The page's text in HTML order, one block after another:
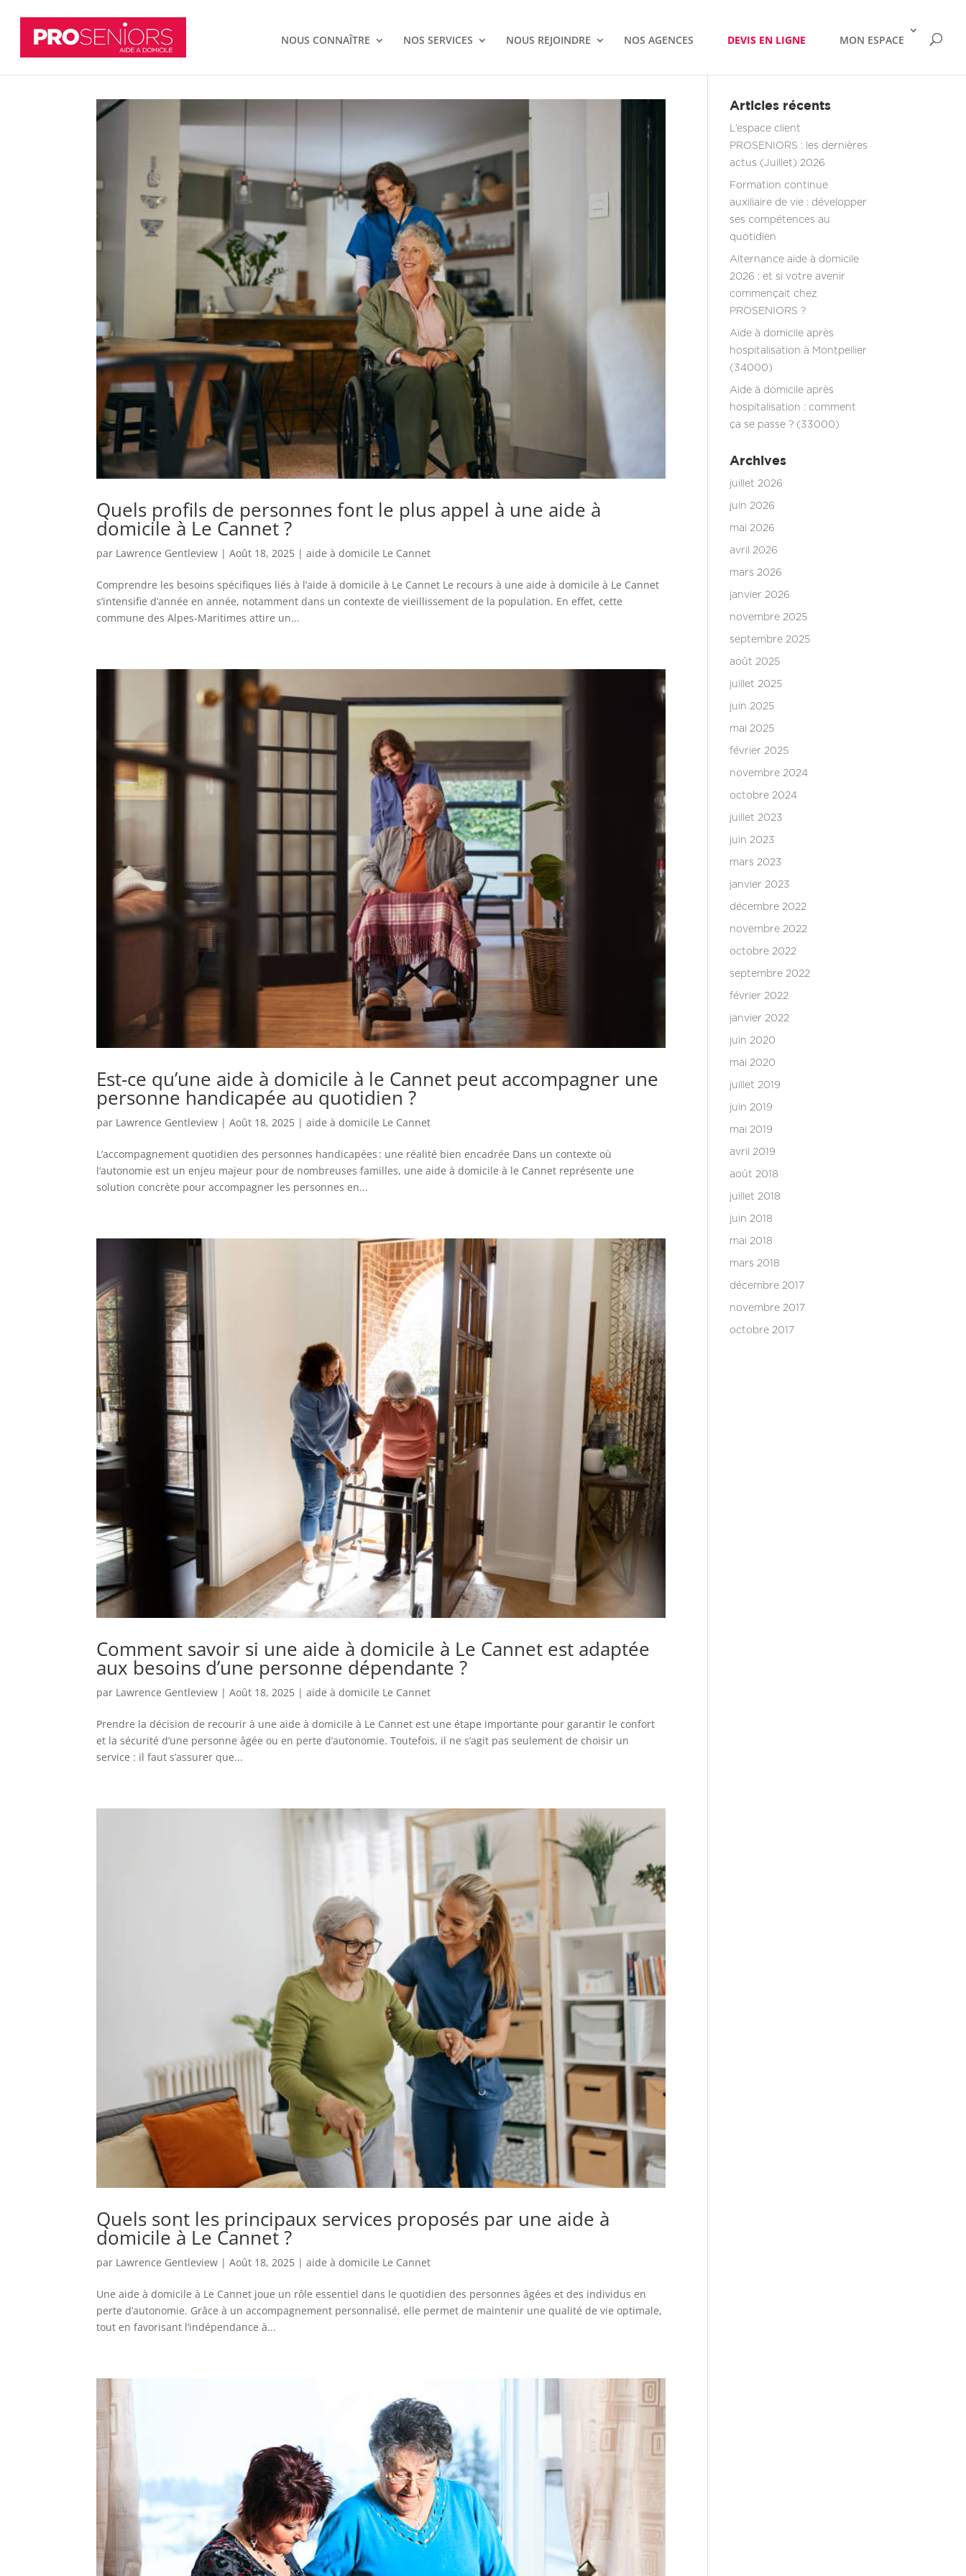
NOUS CONNAÎTRE NOS SERVICES NOUS REJOINDRE NOS AGENCES DEVIS EN LIGNE MON ESPACE
Quels profils de personnes font le plus appel à une aide à
domicile à Le Cannet ?
par Lawrence Gentleview |Août 18, 2025 |aide à domicile Le Cannet
Comprendre les besoins spécifiques liés à l’aide à domicile à Le Cannet Le recours à une aide à domicile à Le Cannet
s’intensifie d’année en année, notamment dans un contexte de vieillissement de la population. En effet, cette
commune des Alpes-Maritimes attire un...
Est-ce qu’une aide à domicile à le Cannet peut accompagner une
personne handicapée au quotidien ?
par Lawrence Gentleview |Août 18, 2025 |aide à domicile Le Cannet
L’accompagnement quotidien des personnes handicapées : une réalité bien encadrée Dans un contexte où
l’autonomie est un enjeu majeur pour de nombreuses familles, une aide à domicile à le Cannet représente une
solution concrète pour accompagner les personnes en...
Comment savoir si une aide à domicile à Le Cannet est adaptée
aux besoins d’une personne dépendante ?
par Lawrence Gentleview |Août 18, 2025 |aide à domicile Le Cannet
Prendre la décision de recourir à une aide à domicile à Le Cannet est une étape importante pour garantir le confort
et la sécurité d’une personne âgée ou en perte d’autonomie. Toutefois, il ne s’agit pas seulement de choisir un
service : il faut s’assurer que...
Quels sont les principaux services proposés par une aide à
domicile à Le Cannet ?
par Lawrence Gentleview |Août 18, 2025 |aide à domicile Le Cannet
Une aide à domicile à Le Cannet joue un rôle essentiel dans le quotidien des personnes âgées et des individus en
perte d’autonomie. Grâce à un accompagnement personnalisé, elle permet de maintenir une qualité de vie optimale,
tout en favorisant l’indépendance à...
Articles récents
L’espace client
PROSENIORS : les dernières
actus (Juillet) 2026
Formation continue
auxiliaire de vie : développer
ses compétences au
quotidien
Alternance aide à domicile
2026 : et si votre avenir
commençait chez
PROSENIORS ?
Aide à domicile après
hospitalisation à Montpellier
(34000)
Aide à domicile après
hospitalisation : comment
ça se passe ? (33000)
Archives
juillet 2026
juin 2026
mai 2026
avril 2026
mars 2026
janvier 2026
novembre 2025
septembre 2025
août 2025
juillet 2025
juin 2025
mai 2025
février 2025
novembre 2024
octobre 2024
juillet 2023
juin 2023
mars 2023
janvier 2023
décembre 2022
novembre 2022
octobre 2022
septembre 2022
février 2022
janvier 2022
juin 2020
mai 2020
juillet 2019
juin 2019
mai 2019
avril 2019
août 2018
juillet 2018
juin 2018
mai 2018
mars 2018
décembre 2017
novembre 2017
octobre 2017